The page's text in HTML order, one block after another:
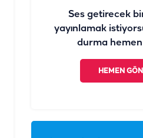
Ses getirecek
yayınlamak
durma hemen
HEMEN